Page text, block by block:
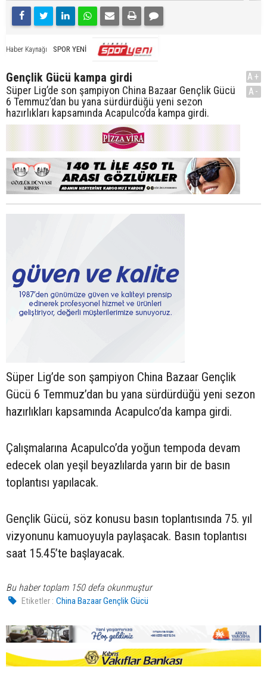
Haber Kaynağı SPOR YENİ
Gençlik Gücü kampa girdi
Süper Lig’de son şampiyon China Bazaar Gençlik Gücü
6 Temmuz’dan bu yana sürdürdüğü yeni sezon
hazırlıkları kapsamında Acapulco’da kampa girdi.
A+
A-
Süper Lig’de son şampiyon China Bazaar Gençlik
Gücü 6 Temmuz’dan bu yana sürdürdüğü yeni sezon
hazırlıkları kapsamında Acapulco’da kampa girdi.
Çalışmalarına Acapulco’da yoğun tempoda devam
edecek olan yeşil beyazlılarda yarın bir de basın
toplantısı yapılacak.
Gençlik Gücü, söz konusu basın toplantısında 75. yıl
vizyonunu kamuoyuyla paylaşacak. Basın toplantısı
saat 15.45’te başlayacak.
Bu haber toplam 150 defa okunmuştur
Etiketler : China Bazaar Gençlik Gücü